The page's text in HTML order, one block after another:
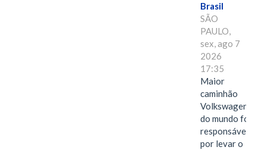
Brasil
SÃO
PAULO,
sex, ago 7
2026
17:35
Maior
caminhão
Volkswagen
do mundo foi
responsável
por levar o